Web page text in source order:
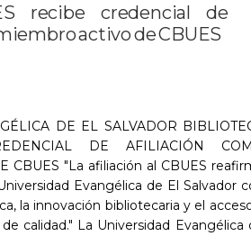
recibe credencial de
activo de CBUES
DE EL SALVADOR
DE AFILIACIÓN
CBUES "La afiliación al CBUES
Evangélica de El Salvador
la innovación bibliotecaria y el
calidad." La Universidad Evangélica